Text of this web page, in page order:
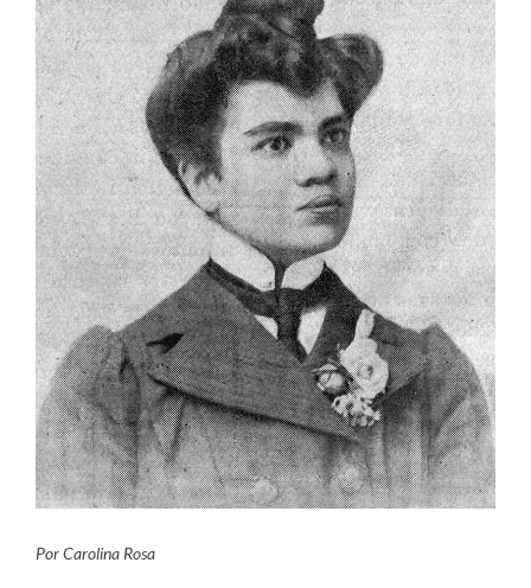
Por Carolina Rosa